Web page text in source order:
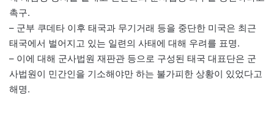
촉구.
– 군부 쿠데타 이후 태국과 무기거래 등을 중단한 미국은 최근
태국에서 벌어지고 있는 일련의 사태에 대해 우려를 표명.
– 이에 대해 군사법원 재판관 등으로 구성된 태국 대표단은 군
사법원이 민간인을 기소해야만 하는 불가피한 상황이 있었다고
해명.